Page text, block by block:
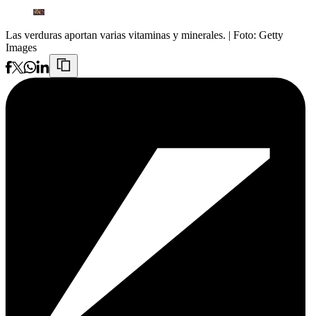
Las verduras aportan varias vitaminas y minerales. | Foto: Getty
Images